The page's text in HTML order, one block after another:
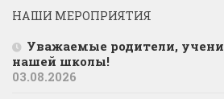
НАШИ МЕРОПРИЯТИЯ
Уважаемые родители,
нашей школы!
03.08.2026